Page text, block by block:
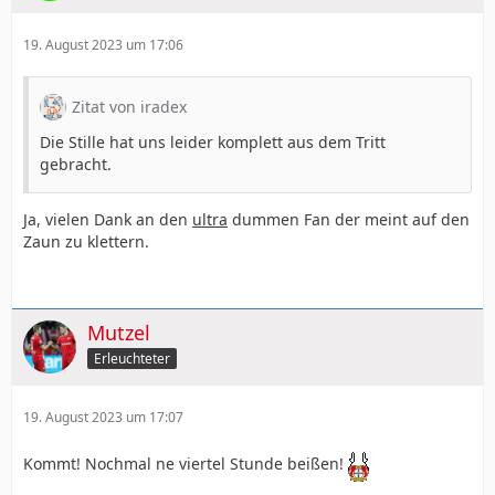
19. August 2023 um 17:06
Zitat von iradex
Die Stille hat uns leider komplett aus dem Tritt
gebracht.
Ja, vielen Dank an den ultra dummen Fan der meint auf den
Zaun zu klettern.
Mutzel
Erleuchteter
19. August 2023 um 17:07
Kommt! Nochmal ne viertel Stunde beißen!